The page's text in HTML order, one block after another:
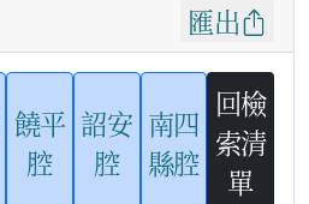
匯出
饒平
腔
詔安
腔
南四
縣腔
回檢
索清
單